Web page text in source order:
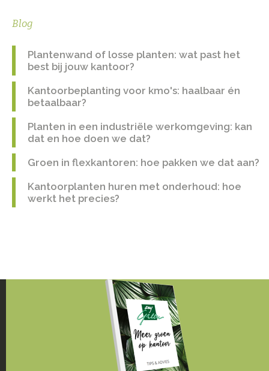
Blog
Plantenwand of losse planten: wat past het
best bij jouw kantoor?
Kantoorbeplanting voor kmo's: haalbaar én
betaalbaar?
Planten in een industriële werkomgeving: kan
dat en hoe doen we dat?
Groen in flexkantoren: hoe pakken we dat aan?
Kantoorplanten huren met onderhoud: hoe
werkt het precies?